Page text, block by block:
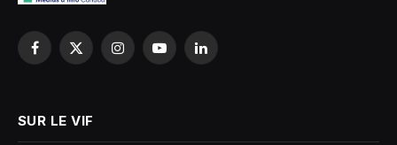
Facebook
X
InstagramYouTubeLinkedIn
SUR LE VIF